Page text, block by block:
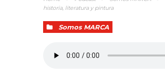
historia, literatura y pintura
Somos MARCA